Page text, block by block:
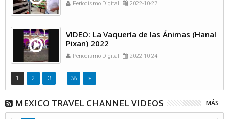
Periodismo Digital 2022-10-27
VIDEO: La Vaquería de las Ánimas (Hanal
Pixan) 2022
Periodismo Digital 2022-10-24
1 2 3 ... 38 »
MEXICO TRAVEL CHANNEL VIDEOS MÁS